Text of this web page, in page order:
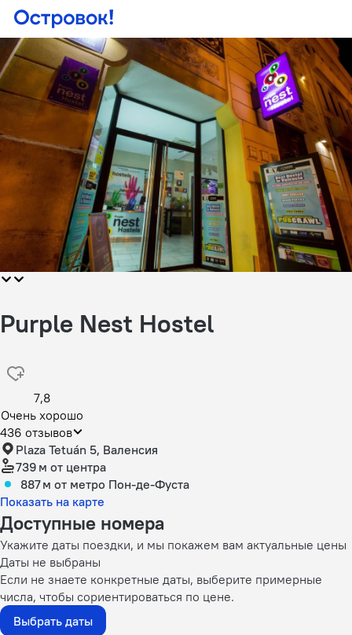
Purple Nest Hostel
7,8
Очень хорошо
436 отзывов
Plaza Tetuán 5, Валенсия
739 м от центра
887 м от метро Пон-де-Фуста
Показать на карте
Доступные номера
Укажите даты поездки, и мы покажем вам актуальные цены
Даты не выбраны
Если не знаете конкретные даты, выберите примерные
числа, чтобы сориентироваться по цене.
Выбрать даты